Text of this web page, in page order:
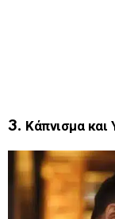
3. Κάπνισμα και